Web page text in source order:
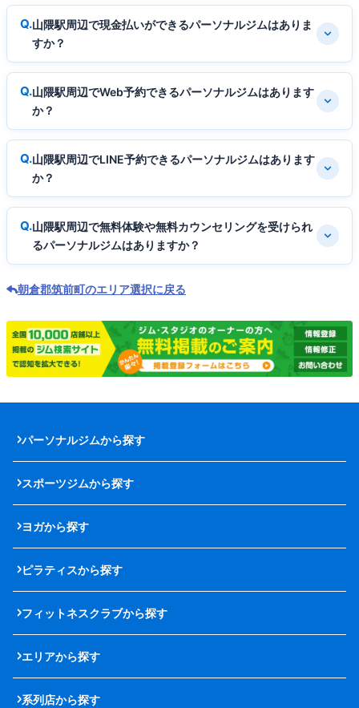
山隈駅周辺で現金払いができるパーソナルジムはありま
すか？
山隈駅周辺でWeb予約できるパーソナルジムはあります
か？
山隈駅周辺でLINE予約できるパーソナルジムはあります
か？
山隈駅周辺で無料体験や無料カウンセリングを受けられ
るパーソナルジムはありますか？
朝倉郡筑前町のエリア選択に戻る
パーソナルジムから探す
スポーツジムから探す
ヨガから探す
ピラティスから探す
フィットネスクラブから探す
エリアから探す
系列店から探す